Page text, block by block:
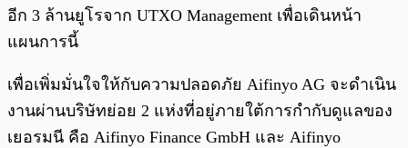
อีก 3 ล้านยูโรจาก UTXO Management เพื่อเดินหน้า
แผนการนี้
เพื่อเพิ่มมั่นใจให้กับความปลอดภัย Aifinyo AG จะดำเนิน
งานผ่านบริษัทย่อย 2 แห่งที่อยู่ภายใต้การกำกับดูแลของ
เยอรมนี คือ Aifinyo Finance GmbH และ Aifinyo